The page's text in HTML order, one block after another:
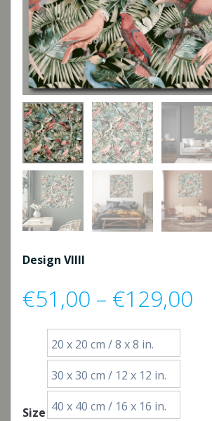
Design VIIII
€51,00 – €129,00
Size
20 x 20 cm / 8 x 8 in.
30 x 30 cm / 12 x 12 in.
40 x 40 cm / 16 x 16 in.